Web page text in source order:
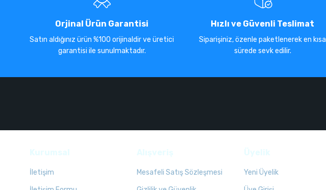
Orjinal Ürün Garantisi
Satın aldığınız ürün %100 orijinaldir ve üretici
garantisi ile sunulmaktadır.
Hızlı ve Güvenli Teslimat
Siparişiniz, özenle paketlenerek en kısa
sürede sevk edilir.
İletişim
Mesafeli Satış Sözleşmesi
Yeni Üyelik